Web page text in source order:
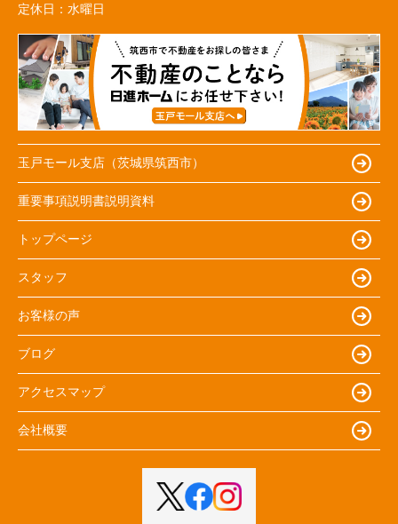
定休日： 水曜日
玉戸モール支店（茨城県筑西市）
重要事項説明書説明資料
トップページ
スタッフ
お客様の声
ブログ
アクセスマップ
会社概要